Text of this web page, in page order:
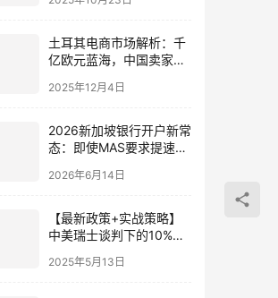
土耳其电商市场解析：千
亿欧元蓝海，中国卖家出
2025年12月4日
2026新加坡银行开户新常
态：即使MAS要求提速，
依然被UOB/OCBC拒之门
2026年6月14日
【最新政策+实战策略】
中美瑞士谈判下的10%出
大影响？
2025年5月13日